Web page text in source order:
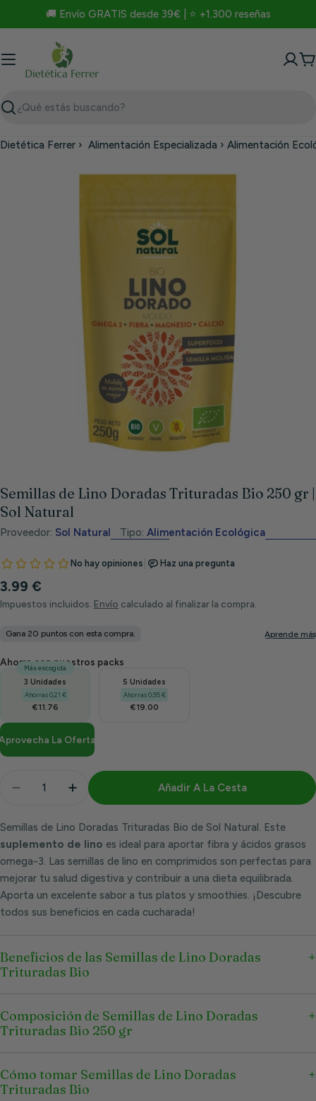
🚚 Envío GRATIS desde 39€ | ⭐ +1.300 reseñas
Buscar
Dietética Ferrer › Alimentación Especializada › Alimentación
medios 0 en modal
Semillas de Lino Doradas Trituradas Bio 250 gr |
Sol Natural
Proveedor: Sol Natural Tipo: Alimentación Ecológica
Precio
habitual
3.99 €
Impuestos incluidos. Envío calculado al finalizar la compra.
Ahorra con nuestros packs
Más escogida
3 Unidades
Ahorras 0,21 €
€11.76
5 Unidades
Ahorras 0,95 €
€19.00
La Oferta
Disminuir Cantidad Para Semillas De Lino
Aumentar Cantidad Para Semillas De
Añadir A La Cesta
Semillas de Lino Doradas Trituradas Bio de Sol Natural. Este
suplemento de lino es ideal para aportar fibra y ácidos grasos
omega-3. Las semillas de lino en comprimidos son perfectas para
mejorar tu salud digestiva y contribuir a una dieta equilibrada.
Aporta un excelente sabor a tus platos y smoothies. ¡Descubre
todos sus beneficios en cada cucharada!
Beneficios de las Semillas de Lino Doradas
Trituradas Bio
Composición de Semillas de Lino Doradas
Trituradas Bio 250 gr
Cómo tomar Semillas de Lino Doradas
Trituradas Bio